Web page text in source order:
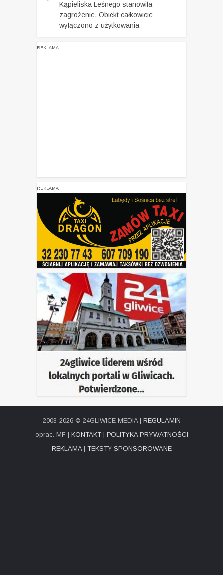
Kąpieliska Leśnego stanowiła
zagrożenie. Obiekt całkowicie
wyłączono z użytkowania
REKLAMA
REKLAMA
2003-2026 © 24GLIWICE MEDIA | REGULAMIN
oprac. MF | KONTAKT| POLITYKA PRYWATNOŚCI
REKLAMA| TEKSTY SPONSOROWANE